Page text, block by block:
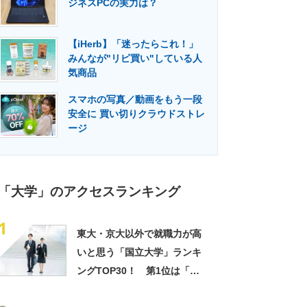
メディア 建設×テクノロジーの最前線
ジネスPCの実力は？
【iHerb】「迷ったらこれ！」
みんなが"リピ買い"している人
気商品
スマホの写真／動画をもう一段
安全に 買い切りクラウドストレ
ージ
大学」のアクセスランキング
東大・京大以外で就職力が高
いと思う「国立大学」ランキ
ングTOP30！ 第1位は「一